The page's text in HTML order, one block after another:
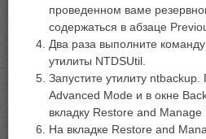
проведенном ваме
содержаться в абзаце
Два раза выполните
утилиты NTDSUtil.
Запустите утилиту
Advanced Mode и в окне
вкладку Restore and Manage
На вкладке Restore and